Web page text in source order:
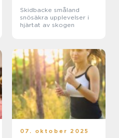
Skidbacke småland
snösäkra upplevelser i
hjärtat av skogen
07. oktober 2025